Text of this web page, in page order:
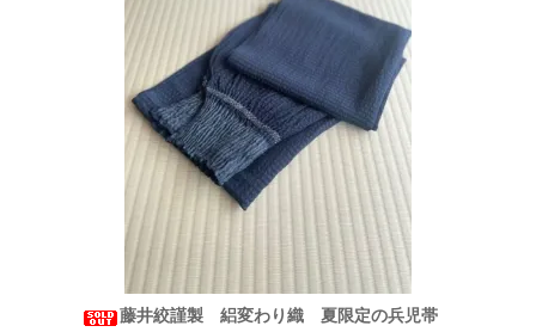
藤井絞謹製 絽変わり織 夏限定の兵児帯